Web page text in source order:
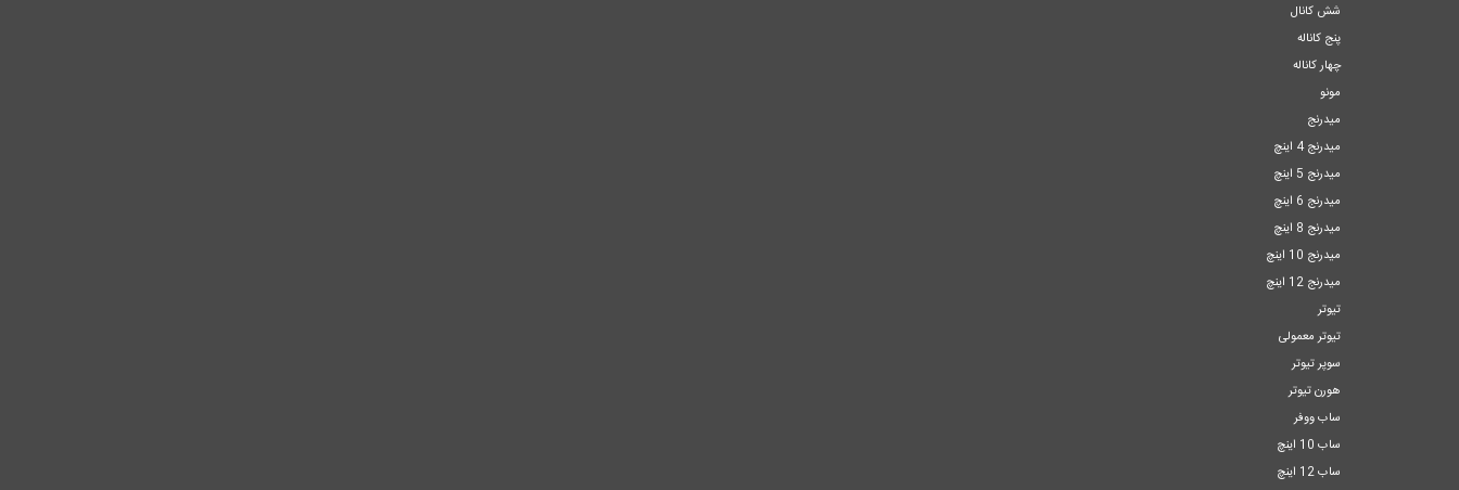
شش کانال
پنج کاناله
چهار کاناله
مونو
میدرنج
میدرنج 4 اینچ
میدرنج 5 اینچ
میدرنج 6 اینچ
میدرنج 8 اینچ
میدرنج 10 اینچ
میدرنج 12 اینچ
تیوتر
تیوتر معمولی
سوپر تیوتر
هورن تیوتر
ساب ووفر
ساب 10 اینچ
ساب 12 اینچ